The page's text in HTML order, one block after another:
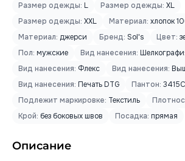
Размер одежды: L Размер одежды: XL
Размер одежды: XXL Материал: хлопок
Материал: джерси Бренд: Sol's Цвет:
Пол: мужские Вид нанесения:
Вид нанесения: Флекс Вид нанесения:
Вид нанесения: Печать DTG Пантон: 3415C
Подлежит маркировке: Текстиль
Крой: без боковых швов Посадка: прямая
Описание